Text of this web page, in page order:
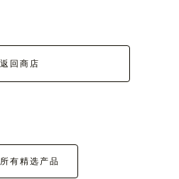
返回商店
有精选产品